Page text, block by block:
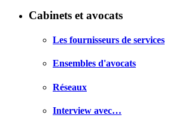
Cabinets et avocats
Les fournisseurs de services
Ensembles d'avocats
Réseaux
Interview avec…